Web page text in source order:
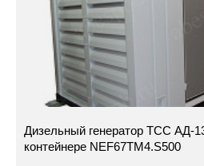
Дизельный генератор ТСС АД-
контейнере NEF67TM4.S500